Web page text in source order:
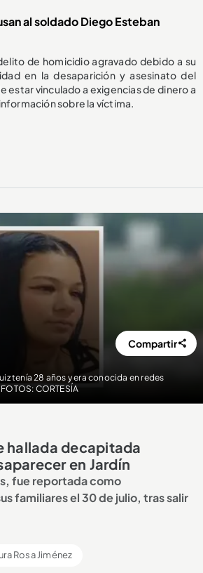
al soldado Diego Esteban
de homicidio agravado debido a su
en la desaparición y asesinato del
estar vinculado a exigencias de dinero a
sobre la víctima.
tenía 28 años y era conocida en redes
CORTESÍA
Compartir
hallada decapitada
en Jardín
fue reportada como
familiares el 30 de julio, tras salir
Rosa Jiménez